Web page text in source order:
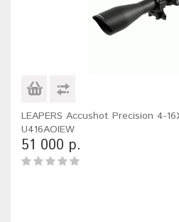
LEAPERS Accushot Precision 4-
U416AOIEW
51 000 р.